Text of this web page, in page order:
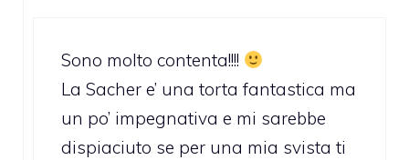
Sono molto contenta!!!!
La Sacher e’ una torta fantastica ma
un po’ impegnativa e mi sarebbe
dispiaciuto se per una mia svista ti